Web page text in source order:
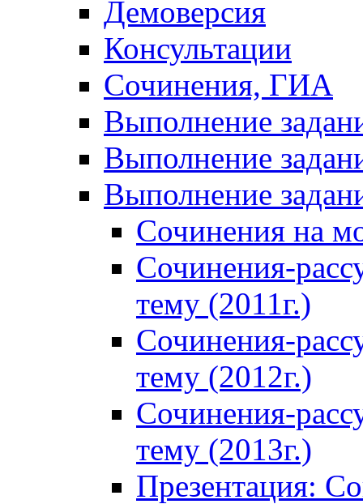
Демоверсия
Консультации
Сочинения, ГИА
Выполнение
Выполнение
Выполнение
Сочинения на
Сочинения-
тему (2011г.)
Сочинения-
тему (2012г.)
Сочинения-
тему (2013г.)
Презентация: